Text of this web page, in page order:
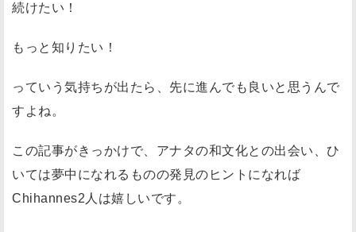
続けたい！
もっと知りたい！
っていう気持ちが出たら、先に進んでも良いと思うんで
すよね。
この記事がきっかけで、アナタの和文化との出会い、ひ
いては夢中になれるものの発見のヒントになれば
Chihannes2人は嬉しいです。